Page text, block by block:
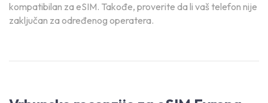
kompatibilan za eSIM. Takođe, proverite da li vaš telefon nije
zaključan za određenog operatera.